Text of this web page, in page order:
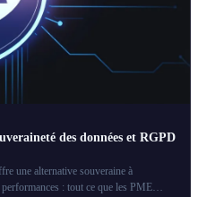
des données et RGPD
une alternative souveraine à
: tout ce que les PME